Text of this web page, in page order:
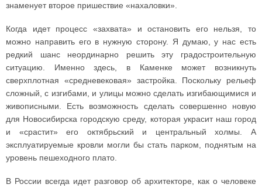
знаменует второе пришествие «нахаловки».
Когда идет процесс «захвата» и остановить его нельзя, то
можно направить его в нужную сторону. Я думаю, у нас есть
редкий шанс неординарно решить эту градостроительную
ситуацию. Именно здесь, в Каменке может возникнуть
сверхплотная «средневековая» застройка. Поскольку рельеф
сложный, с изгибами, и улицы можно сделать изгибающимися и
живописными. Есть возможность сделать совершенно новую
для Новосибирска городскую среду, которая украсит наш город
и «срастит» его октябрьский и центральный холмы. А
эксплуатируемые кровли могли бы стать парком, поднятым на
уровень пешеходного плато.
В России всегда идет разговор об архитекторе, как о человеке